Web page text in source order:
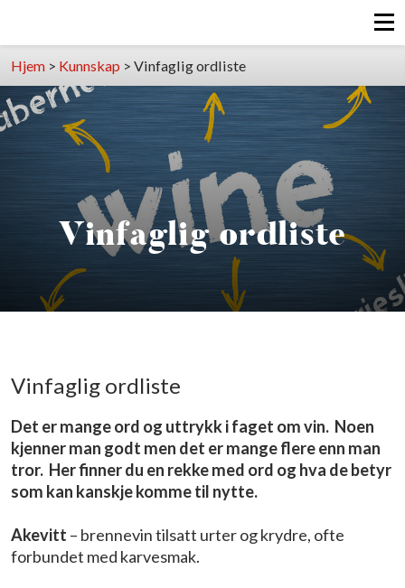
Hjem > Kunnskap >Vinfaglig ordliste
Vinfaglig ordliste
Vinfaglig ordliste
Det er mange ord og uttrykk i faget om vin. Noen
kjenner man godt men det er mange flere enn man
tror. Her finner du en rekke med ord og hva de betyr
som kan kanskje komme til nytte.
Akevitt – brennevin tilsatt urter og krydre, ofte
forbundet med karvesmak.